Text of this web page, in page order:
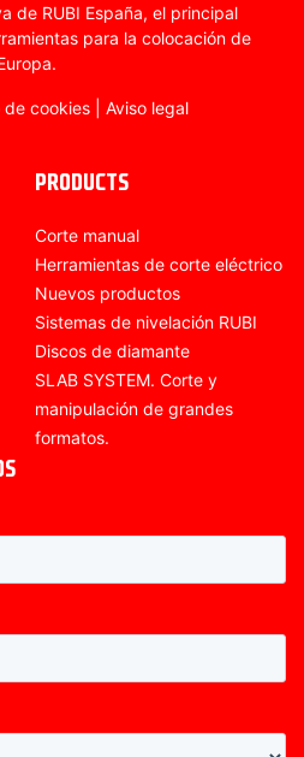
de RUBI España, el principal
para la colocación de
de cookies Aviso legal
PRODUCTS
Corte manual
Herramientas de corte eléctrico
Nuevos productos
Sistemas de nivelación RUBI
Discos de diamante
SLAB SYSTEM. Corte y
manipulación de grandes
formatos.